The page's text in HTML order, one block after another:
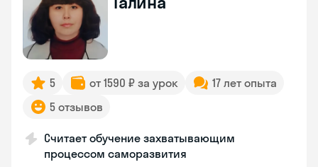
5 от 1590 ₽ за урок
17 лет опыта
5 отзывов
Считает обучение захватывающим
процессом саморазвития